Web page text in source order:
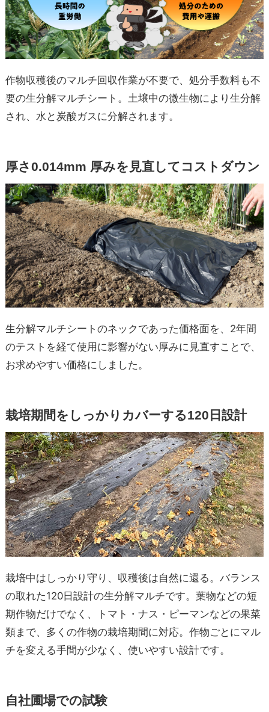
作物収穫後のマルチ回収作業が不要で、処分手数料も不
要の生分解マルチシート。土壌中の微生物により生分解
され、水と炭酸ガスに分解されます。
厚さ0.014mm 厚みを見直してコストダウン
生分解マルチシートのネックであった価格面を、2年間
のテストを経て使用に影響がない厚みに見直すことで、
お求めやすい価格にしました。
栽培期間をしっかりカバーする120日設計
栽培中はしっかり守り、収穫後は自然に還る。バランス
の取れた120日設計の生分解マルチです。葉物などの短
期作物だけでなく、トマト・ナス・ピーマンなどの果菜
類まで、多くの作物の栽培期間に対応。作物ごとにマル
チを変える手間が少なく、使いやすい設計です。
自社圃場での試験